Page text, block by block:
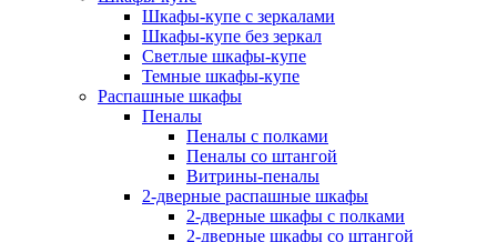
Шкафы-купе с зеркалами
Шкафы-купе без зеркал
Светлые шкафы-купе
Темные шкафы-купе
Распашные шкафы
Пеналы
Пеналы с полками
Пеналы со штангой
Витрины-пеналы
2-дверные распашные шкафы
2-дверные шкафы с полками
2-дверные шкафы со штангой